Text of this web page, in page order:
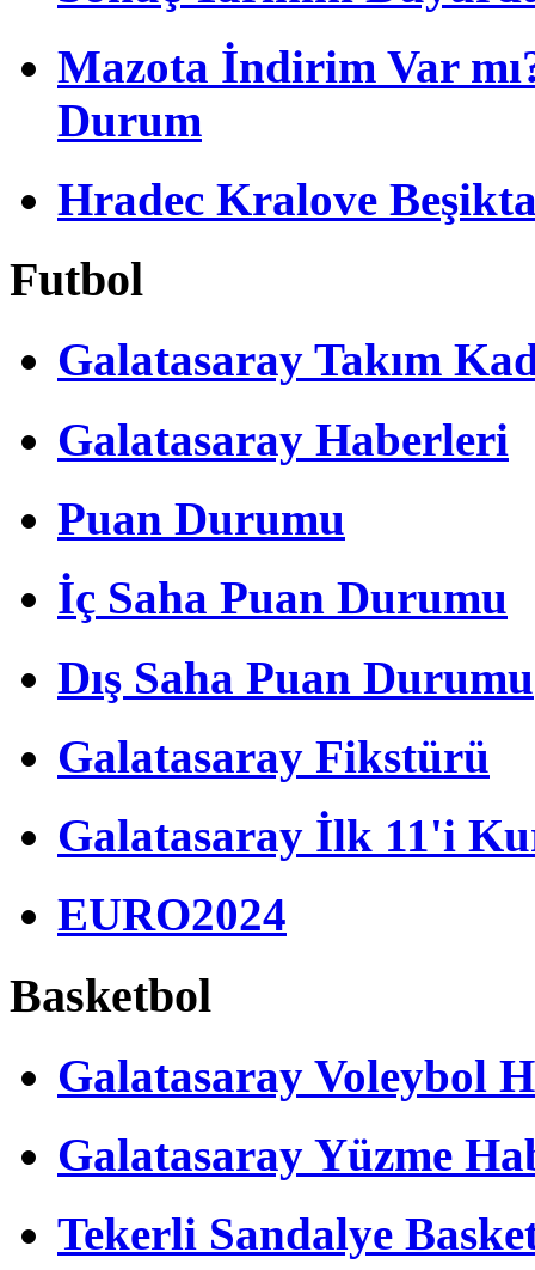
Mazota İndirim Var
Durum
Hradec Kralove
Futbol
Galatasaray Takım
Galatasaray Haberleri
Puan Durumu
İç Saha Puan Durumu
Dış Saha Puan Durumu
Galatasaray Fikstürü
Galatasaray İlk 11'i
EURO2024
Basketbol
Galatasaray Voleybol
Galatasaray Yüzme
Tekerli Sandalye